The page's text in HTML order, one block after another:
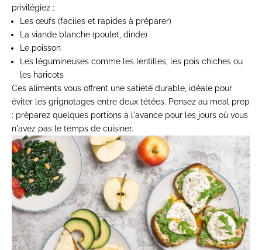
privilégiez :
Les œufs (faciles et rapides à préparer)
La viande blanche (poulet, dinde)
Le poisson
Les légumineuses comme les lentilles, les pois chiches ou
les haricots
Ces aliments vous offrent une satiété durable, idéale pour
éviter les grignotages entre deux tétées. Pensez au meal prep
: préparez quelques portions à l'avance pour les jours où vous
n'avez pas le temps de cuisiner.